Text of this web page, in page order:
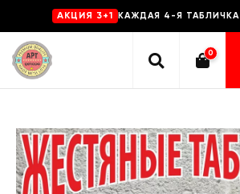
AKЦИЯ 3+1 КАЖДАЯ 4-Я ТАБЛИЧКА
0